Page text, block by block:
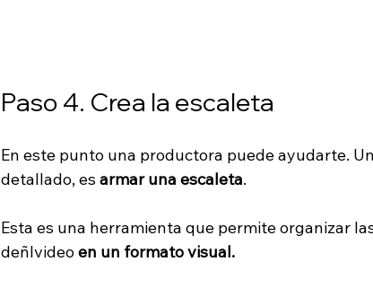
Paso 4. Crea la escaleta
En este punto una productora puede ayudarte.
detallado, es armar una escaleta.
Esta es una herramienta que permite organizar
deñlvideo en un formato visual.